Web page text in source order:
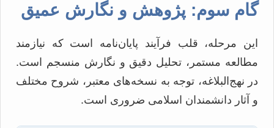
گام سوم: پژوهش و نگارش عمیق
این مرحله، قلب فرآیند پایان‌نامه است که نیازمند
مطالعه مستمر، تحلیل دقیق و نگارش منسجم است.
در نهج‌البلاغه، توجه به نسخه‌های معتبر، شروح مختلف
و آثار دانشمندان اسلامی ضروری است.